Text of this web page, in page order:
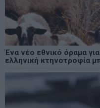
Ένα νέο εθνικό όραμα
ελληνική κτηνοτροφία